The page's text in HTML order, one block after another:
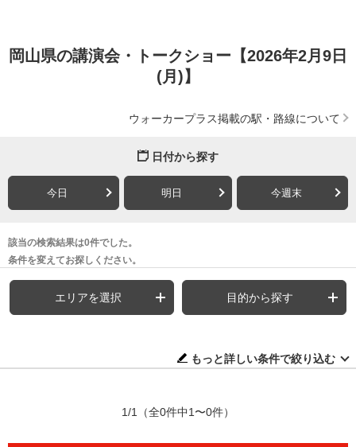
岡山県の講演会・トークショー【2026年2月9日
(月)】
ウォーカープラス掲載の駅・路線について
日付から探す
今日 明日 今週末
該当の検索結果は0件でした。
条件を変えてお探しください。
エリアを選択 目的から探す
もっと詳しい条件で絞り込む
1/1 （全0件中1〜0件）